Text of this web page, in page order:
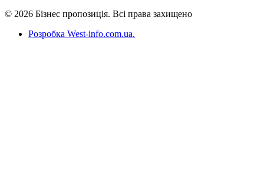
© 2026 Бізнес пропозиція. Всі права захищено
Розробка West-info.com.ua.